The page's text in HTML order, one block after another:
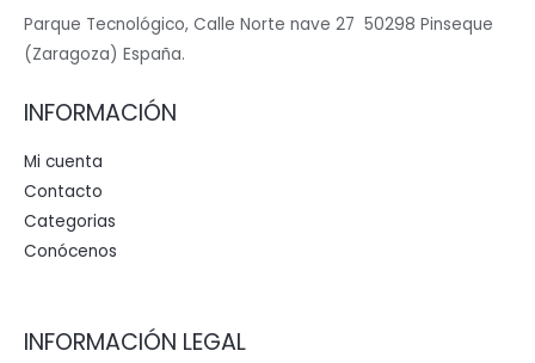
Parque Tecnológico, Calle Norte nave 27 50298 Pinseque
(Zaragoza) España.
INFORMACIÓN
Mi cuenta
Contacto
Categorias
Conócenos
INFORMACIÓN LEGAL